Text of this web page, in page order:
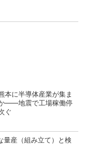
本に半導体産業が集ま
――地震で工場稼働停
ぐ
量産（組み立て）と検